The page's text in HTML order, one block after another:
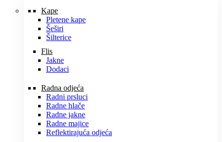
Kape
Pletene kape
Šeširi
Šilterice
Flis
Jakne
Dodaci
Radna odjeća
Radni prsluci
Radne hlače
Radne jakne
Radne majice
Reflektirajuća odjeća